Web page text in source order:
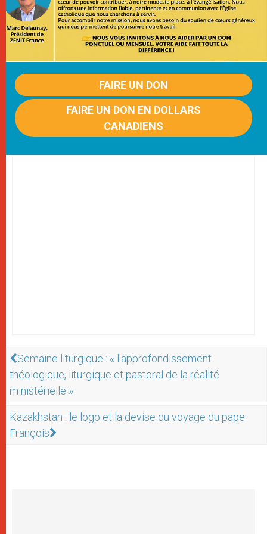
FAIRE UN DON
FAIRE UN DON EN DOLLARS
CANADIENS
Semaine liturgique : « l'approfondissement
théologique, liturgique et pastoral de la réalité
ministérielle »
Kazakhstan : le logo et la devise du voyage du pape
François